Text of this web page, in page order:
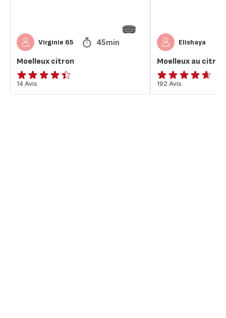
Virginie 65 45min
Moelleux citron
ratings.4.4
14 Avis
Elishaya
Moelleux au citron
ratings.4.6
192 Avis